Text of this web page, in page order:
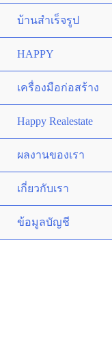
บ้านสำเร็จรูป
HAPPY
เครื่องมือก่อสร้าง
Happy Realestate
ผลงานของเรา
เกี่ยวกับเรา
ข้อมูลบัญชี